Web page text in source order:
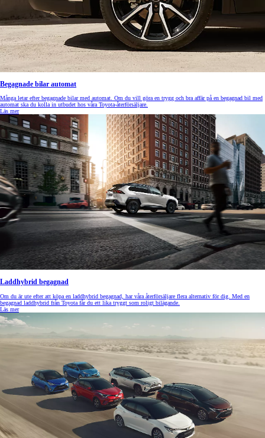
Begagnade bilar automat
Många letar efter begagnade bilar med automat. Om du vill göra en trygg och bra affär på en begagnad bil med
automat ska du kolla in utbudet hos våra Toyota-återförsäljare.
Läs mer
Laddhybrid begagnad
Om du är ute efter att köpa en laddhybrid begagnad, har våra återförsäljare flera alternativ för dig. Med en
begagnad laddhybrid från Toyota får du ett lika tryggt som roligt bilägande.
Läs mer